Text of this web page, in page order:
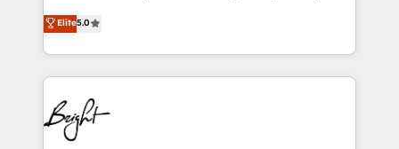
Growth-Driven Design Agency of the Year 🏆2016
Sales Enablement HubSpot Impact Award 🏆2015
HubSpot COS Performance Award 🏆2014 HubSpot
COS Design Award 🏆2013 HubSpot Marketplace
and nonprofits — to streamline operations, scale
revenue, and unlock the full potential of HubSpot.
With deep technical and industry expertise, we fuse
automation, integration, and AI innovation to deliver
lasting impact. We specialize in: • Turnkey and end-
to-end HubSpot implementations • Onboarding for
Sales, Service, Marketing & Content Hubs • AI voice
Elite5.0